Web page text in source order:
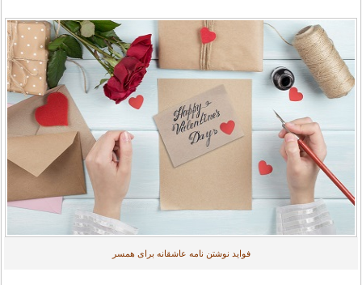
فواید نوشتن نامه عاشقانه برای همسر